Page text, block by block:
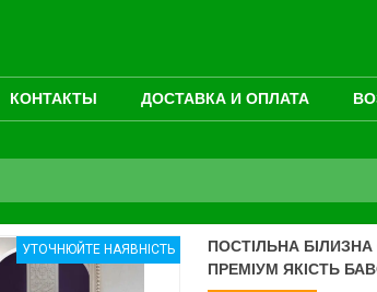
КОНТАКТЫ ДОСТАВКА И ОПЛАТА
УТОЧНЮЙТЕ НАЯВНІСТЬ
ПОСТІЛЬНА БІЛИЗНА
ПРЕМІУМ ЯКІСТЬ